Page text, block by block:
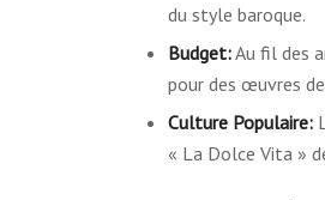
du style baroque.
Budget:Au fil des
pour des œuvres
Culture Populaire:
« La Dolce Vita »